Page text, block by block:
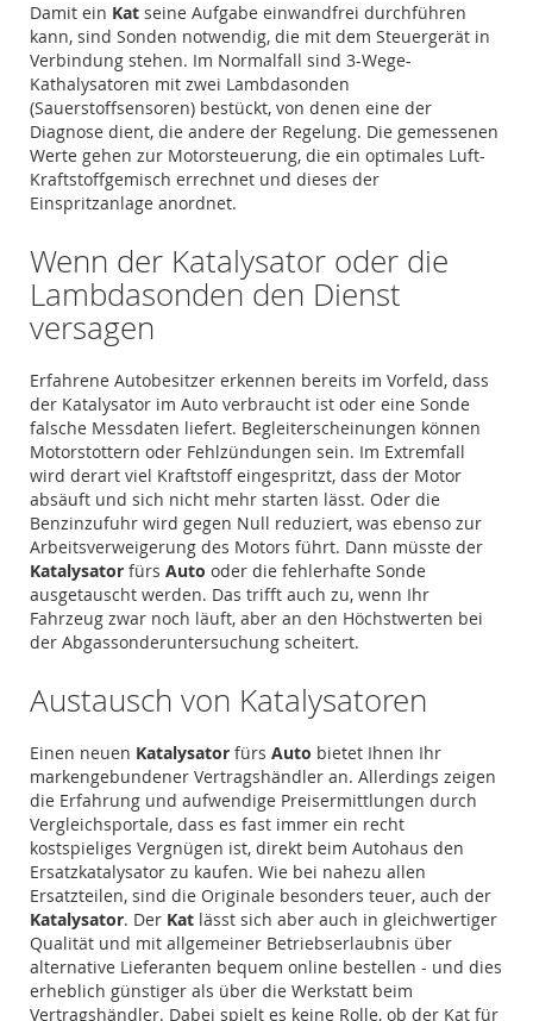
Damit ein Kat seine Aufgabe einwandfrei durchführen
kann, sind Sonden notwendig, die mit dem Steuergerät in
Verbindung stehen. Im Normalfall sind 3-Wege-
Kathalysatoren mit zwei Lambdasonden
(Sauerstoffsensoren) bestückt, von denen eine der
Diagnose dient, die andere der Regelung. Die gemessenen
Werte gehen zur Motorsteuerung, die ein optimales Luft-
Kraftstoffgemisch errechnet und dieses der
Einspritzanlage anordnet.
Wenn der Katalysator oder die
Lambdasonden den Dienst
versagen
Erfahrene Autobesitzer erkennen bereits im Vorfeld, dass
der Katalysator im Auto verbraucht ist oder eine Sonde
falsche Messdaten liefert. Begleiterscheinungen können
Motorstottern oder Fehlzündungen sein. Im Extremfall
wird derart viel Kraftstoff eingespritzt, dass der Motor
absäuft und sich nicht mehr starten lässt. Oder die
Benzinzufuhr wird gegen Null reduziert, was ebenso zur
Arbeitsverweigerung des Motors führt. Dann müsste der
Katalysator fürs Auto oder die fehlerhafte Sonde
ausgetauscht werden. Das trifft auch zu, wenn Ihr
Fahrzeug zwar noch läuft, aber an den Höchstwerten bei
der Abgassonderuntersuchung scheitert.
Austausch von Katalysatoren
Einen neuen Katalysator fürs Auto bietet Ihnen Ihr
markengebundener Vertragshändler an. Allerdings zeigen
die Erfahrung und aufwendige Preisermittlungen durch
Vergleichsportale, dass es fast immer ein recht
kostspieliges Vergnügen ist, direkt beim Autohaus den
Ersatzkatalysator zu kaufen. Wie bei nahezu allen
Ersatzteilen, sind die Originale besonders teuer, auch der
Katalysator. Der Kat lässt sich aber auch in gleichwertiger
Qualität und mit allgemeiner Betriebserlaubnis über
alternative Lieferanten bequem online bestellen - und dies
erheblich günstiger als über die Werkstatt beim
Vertragshändler. Dabei spielt es keine Rolle, ob der Kat für